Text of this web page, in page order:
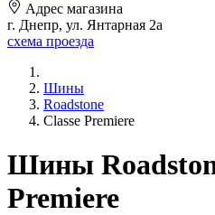
Адрес магазина
г. Днепр, ул. Янтарная 2а
схема проезда
Шины
Roadstone
Classe Premiere
Шины
Premiere